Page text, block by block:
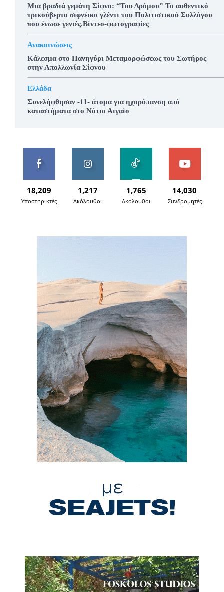
Μια βραδιά γεμάτη Σίφνο: “Του Δρόμου” Το αυθεντικό
τρικούβερτο σιφνέικο γλέντι του Πολιτιστικού Συλλόγου
που ένωσε γενιές.Βίντεο-φωτογραφίες
Ανακοινώσεις
Κάλεσμα στο Πανηγύρι Μεταμορφώσεως του Σωτήρος
στην Απολλωνία Σίφνου
Ελλάδα
Συνελήφθησαν -11- άτομα για ηχορύπανση από
καταστήματα στο Νότιο Αιγαίο
18,209
Υποστηρικτές
1,217
Ακόλουθοι
1,765
Ακόλουθοι
14,030
Συνδρομητές